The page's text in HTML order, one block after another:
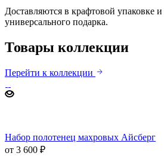
Доставляются в крафтовой упаковке и
универсального подарка.
Товары коллекции
Перейти к коллекции
Набор полотенец махровых Айсберг
от 3 600 ₽